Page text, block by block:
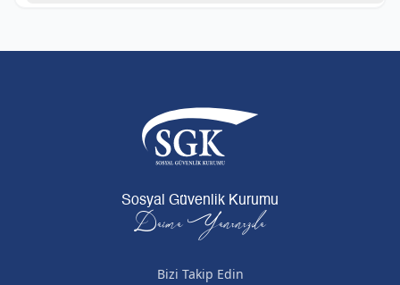
Sosyal Güvenlik Kurumu
Daima Yanınızda
Bizi Takip Edin